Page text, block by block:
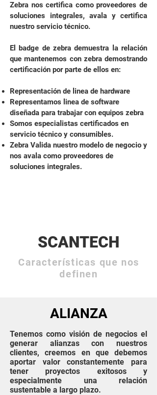
Zebra nos certifica como proveedores de
soluciones integrales, avala y certifica
nuestro servicio técnico.
El badge de zebra demuestra la relación
que mantenemos con zebra demostrando
certificación por parte de ellos en:
Representación de linea de hardware
Representamos linea de software
diseñada para trabajar con equipos zebra
Somos especialistas certificados en
servicio técnico y consumibles.
Zebra Valida nuestro modelo de negocio y
nos avala como proveedores de
soluciones integrales.
SCANTECH
Características que nos
definen
ALIANZA
Tenemos como visión de negocios el
generar alianzas con nuestros
clientes, creemos en que debemos
aportar valor constantemente para
tener proyectos exitosos y
especialmente una relación
sustentable a largo plazo.